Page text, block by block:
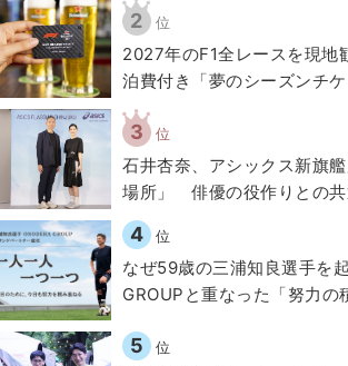
2 位
2027年のF1全レースを現地
泊費付き「夢のシーズンチ
3 位
石井杏奈、アシックス新旗
場所」 俳優の役作りとの共
4 位
なぜ59歳の三浦知良選手を
GROUPと重なった「努力の
5 位